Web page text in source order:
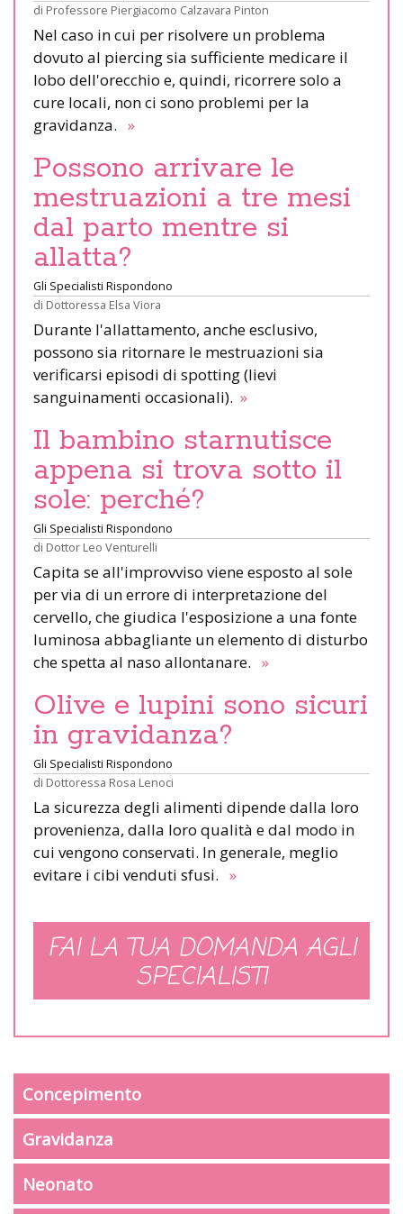
di Professore Piergiacomo Calzavara Pinton
Nel caso in cui per risolvere un problema
dovuto al piercing sia sufficiente medicare il
lobo dell'orecchio e, quindi, ricorrere solo a
cure locali, non ci sono problemi per la
gravidanza. »
Possono arrivare le
mestruazioni a tre mesi
dal parto mentre si
allatta?
Gli Specialisti Rispondono
di Dottoressa Elsa Viora
Durante l'allattamento, anche esclusivo,
possono sia ritornare le mestruazioni sia
verificarsi episodi di spotting (lievi
sanguinamenti occasionali). »
Il bambino starnutisce
appena si trova sotto il
sole: perché?
Gli Specialisti Rispondono
di Dottor Leo Venturelli
Capita se all'improvviso viene esposto al sole
per via di un errore di interpretazione del
cervello, che giudica l'esposizione a una fonte
luminosa abbagliante un elemento di disturbo
che spetta al naso allontanare. »
Olive e lupini sono sicuri
in gravidanza?
Gli Specialisti Rispondono
di Dottoressa Rosa Lenoci
La sicurezza degli alimenti dipende dalla loro
provenienza, dalla loro qualità e dal modo in
cui vengono conservati. In generale, meglio
evitare i cibi venduti sfusi. »
FAI LA TUA DOMANDA AGLI
SPECIALISTI
Concepimento
Gravidanza
Neonato